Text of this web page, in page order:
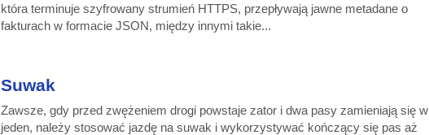
która terminuje szyfrowany strumień HTTPS, przepływają jawne metadane o
fakturach w formacie JSON, między innymi takie...
Suwak
Zawsze, gdy przed zwężeniem drogi powstaje zator i dwa pasy zamieniają się w
jeden, należy stosować jazdę na suwak i wykorzystywać kończący się pas aż